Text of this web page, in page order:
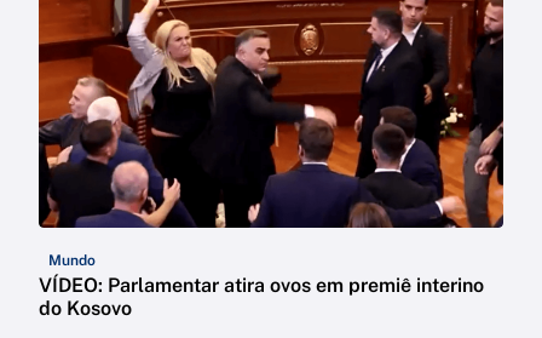
Mundo
VÍDEO: Parlamentar atira ovos em premiê interino
do Kosovo